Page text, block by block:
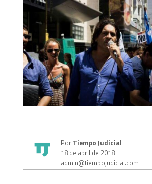
PorTiempo Judicial
18 de abril de 2018
admin@tiempojudicial.com